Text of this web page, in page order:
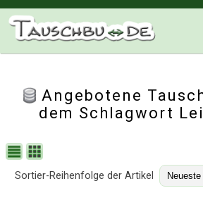
Angebotene
dem Schlagwort
Sortier-Reihenfolge der Artikel